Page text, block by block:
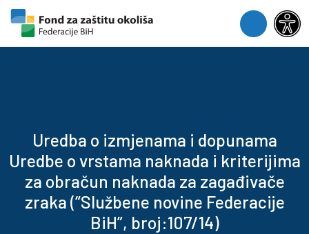
Skip to content
Skip to footer
Menu
Uredba o izmjenama i dopunama
Uredbe o vrstama naknada i kriterijima
za obračun naknada za zagađivače
zraka (“Službene novine Federacije
BiH”, broj:107/14)